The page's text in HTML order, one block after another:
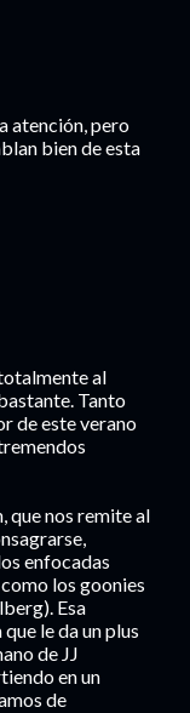
atención, pero
bien de esta
al
Tanto
de este verano
que nos remite al
enfocadas
los goonies
Esa
le da un plus
de JJ
en un
de